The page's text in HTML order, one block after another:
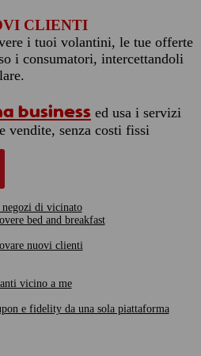
CLIENTI
i tuoi volantini, le tue offerte
i consumatori, intercettandoli
business ed usa i servizi
vendite, senza costi fissi
negozi di vicinato
bed and breakfast
nuovi clienti
vicino a me
e fidelity da una sola piattaforma